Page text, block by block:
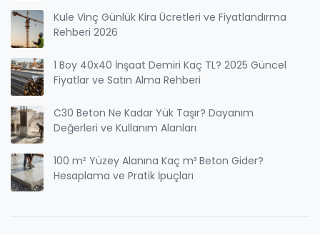
Kule Vinç Günlük Kira Ücretleri ve Fiyatlandırma
Rehberi 2026
1 Boy 40x40 İnşaat Demiri Kaç TL? 2025 Güncel
Fiyatlar ve Satın Alma Rehberi
C30 Beton Ne Kadar Yük Taşır? Dayanım
Değerleri ve Kullanım Alanları
100 m² Yüzey Alanına Kaç m³ Beton Gider?
Hesaplama ve Pratik İpuçları